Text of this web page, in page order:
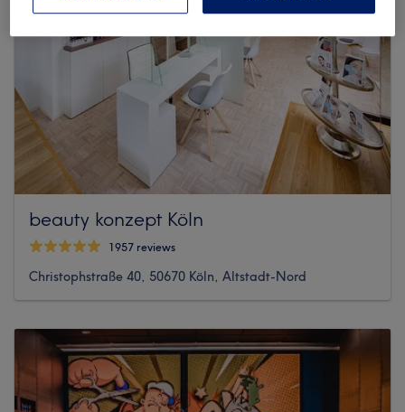
beauty konzept Köln
1957 reviews
Christophstraße 40, 50670 Köln, Altstadt-Nord